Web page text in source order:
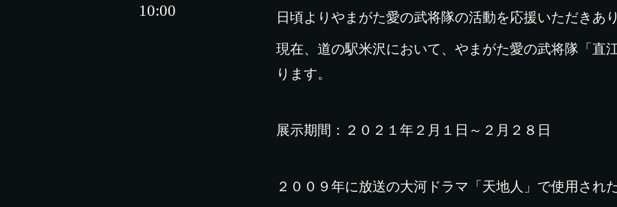
10:00 日頃よりやまがた愛の武将隊の活動を応援いただきあ
現在、道の駅米沢において、やまがた愛の武将隊「直
ります。
展示期間：２０２１年２月１日～２月２８日
２００９年に放送の大河ドラマ「天地人」で使用され